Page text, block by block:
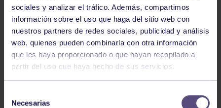
sociales y analizar el tráfico. Además, compartimos
información sobre el uso que haga del sitio web con
nuestros partners de redes sociales, publicidad y análisis
web, quienes pueden combinarla con otra información
que les haya proporcionado o que hayan recopilado a
partir del uso que haya hecho de sus servicios.
Necesarias
Jueves 26 de febrero
18:00 h en Turón: Partido entreTuronesa y RGCC
en la modalidad deAmigos de los Bolos.